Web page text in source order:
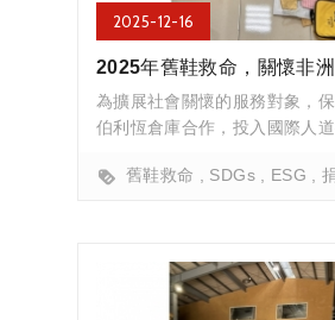
2025-12-16
2025年舊鞋救命，關懷非
為擴展社會關懷的服務對象，
伯利恆倉庫合作，投入國際人道
舊鞋救命 SDGs ESG